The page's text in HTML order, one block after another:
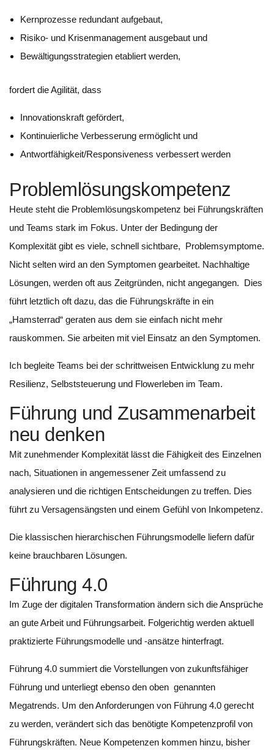
Kernprozesse redundant aufgebaut,
Risiko- und Krisenmanagement ausgebaut und
Bewältigungsstrategien etabliert werden,
fordert die Agilität, dass
Innovationskraft gefördert,
Kontinuierliche Verbesserung ermöglicht und
Antwortfähigkeit/Responsiveness verbessert werden
Problemlösungskompetenz
Heute steht die Problemlösungskompetenz bei Führungskräften
und Teams stark im Fokus. Unter der Bedingung der
Komplexität gibt es viele, schnell sichtbare, Problemsymptome.
Nicht selten wird an den Symptomen gearbeitet. Nachhaltige
Lösungen, werden oft aus Zeitgründen, nicht angegangen. Dies
führt letztlich oft dazu, das die Führungskräfte in ein
„Hamsterrad“ geraten aus dem sie einfach nicht mehr
rauskommen. Sie arbeiten mit viel Einsatz an den Symptomen.
Ich begleite Teams bei der schrittweisen Entwicklung zu mehr
Resilienz, Selbststeuerung und Flowerleben im Team.
Führung und Zusammenarbeit
neu denken
Mit zunehmender Komplexität lässt die Fähigkeit des Einzelnen
nach, Situationen in angemessener Zeit umfassend zu
analysieren und die richtigen Entscheidungen zu treffen. Dies
führt zu Versagensängsten und einem Gefühl von Inkompetenz.
Die klassischen hierarchischen Führungsmodelle liefern dafür
keine brauchbaren Lösungen.
Führung 4.0
Im Zuge der digitalen Transformation ändern sich die Ansprüche
an gute Arbeit und Führungsarbeit. Folgerichtig werden aktuell
praktizierte Führungsmodelle und -ansätze hinterfragt.
Führung 4.0 summiert die Vorstellungen von zukunftsfähiger
Führung und unterliegt ebenso den oben genannten
Megatrends. Um den Anforderungen von Führung 4.0 gerecht
zu werden, verändert sich das benötigte Kompetenzprofil von
Führungskräften. Neue Kompetenzen kommen hinzu, bisher